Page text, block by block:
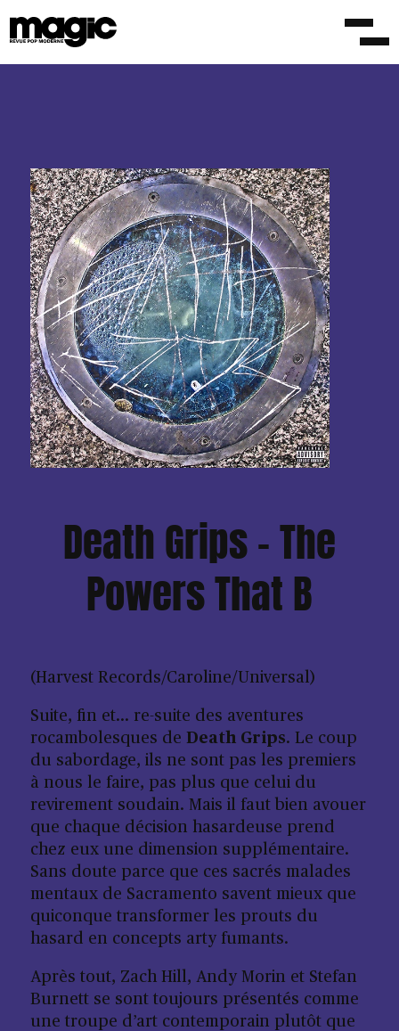
Death Grips – The
Powers That B
(Harvest Records/Caroline/Universal)
Suite, fin et… re-suite des aventures
rocambolesques de Death Grips. Le coup
du sabordage, ils ne sont pas les premiers
à nous le faire, pas plus que celui du
revirement soudain. Mais il faut bien avouer
que chaque décision hasardeuse prend
chez eux une dimension supplémentaire.
Sans doute parce que ces sacrés malades
mentaux de Sacramento savent mieux que
quiconque transformer les prouts du
hasard en concepts arty fumants.
Après tout, Zach Hill, Andy Morin et Stefan
Burnett se sont toujours présentés comme
une troupe d’art contemporain plutôt que